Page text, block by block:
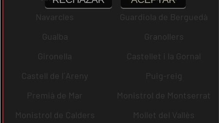
Navarcles
Guardiola de Berguedà
Gualba
Granollers
Gironella
Castellet i la Gornal
Castell de l´Areny
Puig-reig
Premià de Mar
Monistrol de Montserrat
Monistrol de Calders
Mollet del Vallès